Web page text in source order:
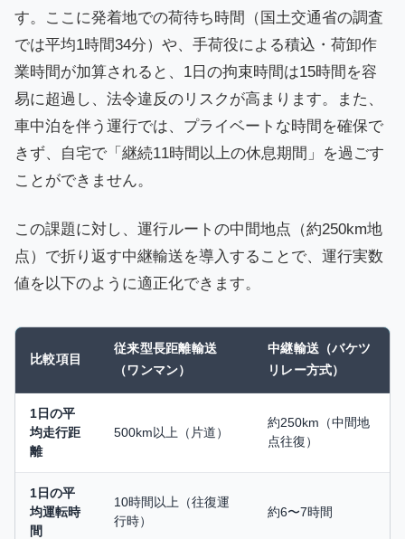
す。ここに発着地での荷待ち時間（国土交通省の調査
では平均1時間34分）や、手荷役による積込・荷卸作
業時間が加算されると、1日の拘束時間は15時間を容
易に超過し、法令違反のリスクが高まります。また、
車中泊を伴う運行では、プライベートな時間を確保で
きず、自宅で「継続11時間以上の休息期間」を過ごす
ことができません。
この課題に対し、運行ルートの中間地点（約250km地
点）で折り返す中継輸送を導入することで、運行実数
値を以下のように適正化できます。
比較項目
従来型長距離輸送
（ワンマン）
中継輸送（バケツ
リレー方式）
1日の平
均走行距
離
500km以上（片道）
約250km（中間地
点往復）
1日の平
均運転時
間
10時間以上（往復運
行時）
約6〜7時間